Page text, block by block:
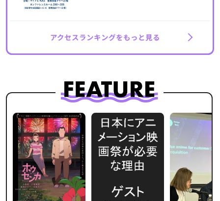
アクセスランキングをもっと見る